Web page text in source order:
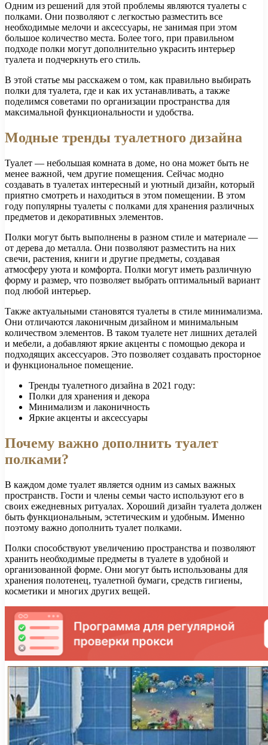
Одним из решений для этой проблемы являются туалеты с
полками. Они позволяют с легкостью разместить все
необходимые мелочи и аксессуары, не занимая при этом
большое количество места. Более того, при правильном
подходе полки могут дополнительно украсить интерьер
туалета и подчеркнуть его стиль.
В этой статье мы расскажем о том, как правильно выбирать
полки для туалета, где и как их устанавливать, а также
поделимся советами по организации пространства для
максимальной функциональности и удобства.
Модные тренды туалетного дизайна
Туалет — небольшая комната в доме, но она может быть не
менее важной, чем другие помещения. Сейчас модно
создавать в туалетах интересный и уютный дизайн, который
приятно смотреть и находиться в этом помещении. В этом
году популярны туалеты с полками для хранения различных
предметов и декоративных элементов.
Полки могут быть выполнены в разном стиле и материале —
от дерева до металла. Они позволяют разместить на них
свечи, растения, книги и другие предметы, создавая
атмосферу уюта и комфорта. Полки могут иметь различную
форму и размер, что позволяет выбрать оптимальный вариант
под любой интерьер.
Также актуальными становятся туалеты в стиле минимализма.
Они отличаются лаконичным дизайном и минимальным
количеством элементов. В таком туалете нет лишних деталей
и мебели, а добавляют яркие акценты с помощью декора и
подходящих аксессуаров. Это позволяет создавать просторное
и функциональное помещение.
Тренды туалетного дизайна в 2021 году:
Полки для хранения и декора
Минимализм и лаконичность
Яркие акценты и аксессуары
Почему важно дополнить туалет
полками?
В каждом доме туалет является одним из самых важных
пространств. Гости и члены семьи часто используют его в
своих ежедневных ритуалах. Хороший дизайн туалета должен
быть функциональным, эстетическим и удобным. Именно
поэтому важно дополнить туалет полками.
Полки способствуют увеличению пространства и позволяют
хранить необходимые предметы в туалете в удобной и
организованной форме. Они могут быть использованы для
хранения полотенец, туалетной бумаги, средств гигиены,
косметики и многих других вещей.